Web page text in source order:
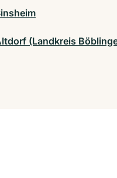
(Landkreis